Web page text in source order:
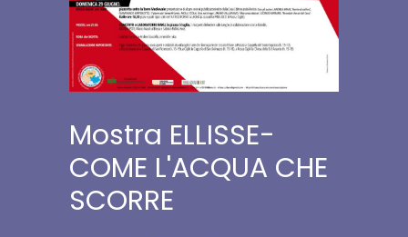
Mostra ELLISSE-
COME L'ACQUA CHE
SCORRE